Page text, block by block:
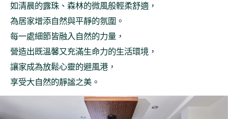
如清晨的露珠、森林的微風般輕柔舒適，
為居家增添自然與平靜的氛圍。
每一處細節皆融入自然的力量，
營造出既溫馨又充滿生命力的生活環境，
讓家成為放鬆心靈的避風港，
享受大自然的靜謐之美。